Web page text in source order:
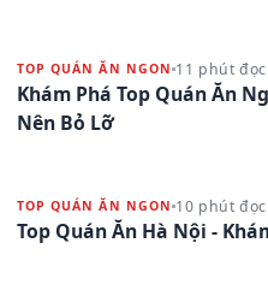
TOP QUÁN ĂN NGON 11 phút đọc
Khám Phá Top Quán Ăn
Nên Bỏ Lỡ
TOP QUÁN ĂN NGON 10 phút đọc
Top Quán Ăn Hà Nội -